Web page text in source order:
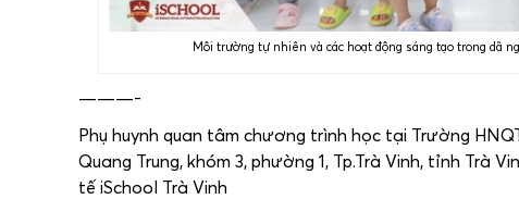
Môi trường tự nhiên và các hoạt động sáng tạo trong dã
———-
Phụ huynh quan tâm chương trình học tại Trường
Quang Trung, khóm 3, phường 1, Tp.Trà Vinh, tỉnh Trà
tế iSchool Trà Vinh